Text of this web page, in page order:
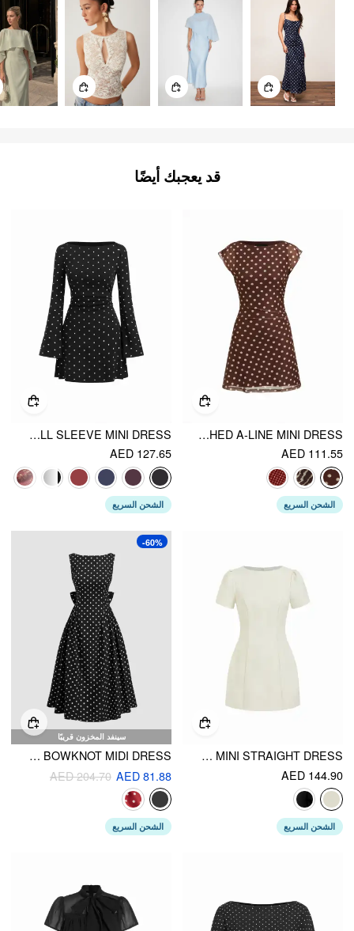
قد يعجبك أيضًا
MESH POLKA DOT SHORT SLEEVE RUCHED A-LINE MINI DRESS
AED 111.55
الشحن السريع
COTTON-BLEND BOAT NECK POLKA DOT RUCHED BELL SLEEVE MINI DRESS
AED 127.65
الشحن السريع
ROUND NECKLINE PUFF SLEEVE MINI STRAIGHT DRESS
AED 144.90
الشحن السريع
سينفد المخزون قريبًا
-60%
LINEN-BLEND BOAT NECK POLKA DOT BACKLESS BOWKNOT MIDI DRESS
AED 81.88
AED 204.70
الشحن السريع